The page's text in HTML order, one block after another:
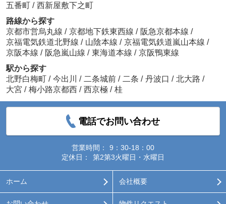
五番町 / 西新屋敷下之町
路線から探す
京都市営烏丸線 / 京都地下鉄東西線 / 阪急京都本線 /
京福電気鉄道北野線 / 山陰本線 / 京福電気鉄道嵐山本線 /
京阪本線 / 阪急嵐山線 / 東海道本線 / 京阪鴨東線
駅から探す
北野白梅町
/ 今出川 / 二条城前 / 二条 / 丹波口 / 北大路 /
大宮 / 梅小路京都西 / 西京極 / 桂
電話でお問い合わせ
営業時間：
9：30-18：00
定休日：
第2第3火曜日・水曜日
ホーム 会社概要